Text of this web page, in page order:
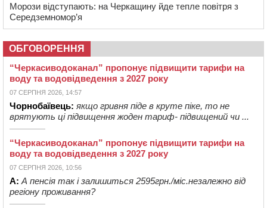
Морози відступають: на Черкащину йде тепле повітря з
Середземномор’я
ОБГОВОРЕННЯ
“Черкасиводоканал” пропонує підвищити тарифи на
воду та водовідведення з 2027 року
07 СЕРПНЯ 2026, 14:57
Чорнобаївець: якщо гривня піде в круте піке, то не
врятують ці підвищення жоден тариф- підвищений чи ...
“Черкасиводоканал” пропонує підвищити тарифи на
воду та водовідведення з 2027 року
07 СЕРПНЯ 2026, 10:56
А: А пенсія так і залишиться 2595грн./міс.незалежно від
регіону проживання?